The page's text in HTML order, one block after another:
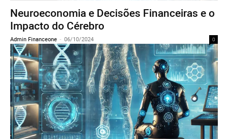
Neuroeconomia e Decisões Financeiras e o
Impacto do Cérebro
Admin Financeone - 06/10/2024 0